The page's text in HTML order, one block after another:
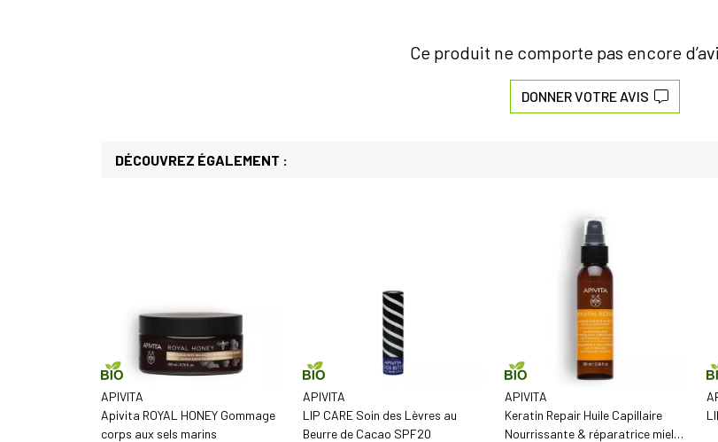
Ce produit ne comporte pas encore
DONNER VOTRE AVIS
DÉCOUVREZ ÉGALEMENT :
APIVITA
Apivita ROYAL HONEY Gommage
corps aux sels marins
APIVITA
LIP CARE Soin des Lèvres au
Beurre de Cacao SPF20
APIVITA
Keratin Repair Huile Capillaire
Nourrissante & réparatrice miel &